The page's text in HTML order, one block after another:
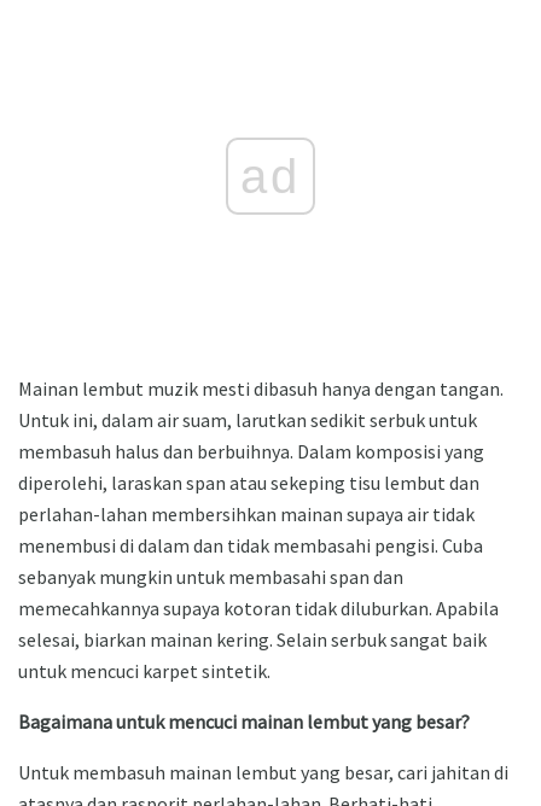
ad
Mainan lembut muzik mesti dibasuh hanya dengan tangan.
Untuk ini, dalam air suam, larutkan sedikit serbuk untuk
membasuh halus dan berbuihnya. Dalam komposisi yang
diperolehi, laraskan span atau sekeping tisu lembut dan
perlahan-lahan membersihkan mainan supaya air tidak
menembusi di dalam dan tidak membasahi pengisi. Cuba
sebanyak mungkin untuk membasahi span dan
memecahkannya supaya kotoran tidak diluburkan. Apabila
selesai, biarkan mainan kering. Selain serbuk sangat baik
untuk mencuci karpet sintetik.
Bagaimana untuk mencuci mainan lembut yang besar?
Untuk membasuh mainan lembut yang besar, cari jahitan di